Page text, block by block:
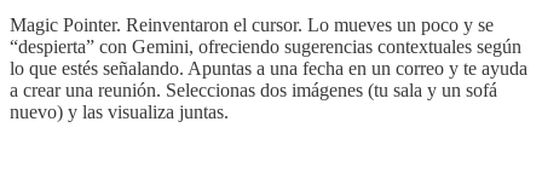
Magic Pointer. Reinventaron el cursor. Lo mueves un poco y se
“despierta” con Gemini, ofreciendo sugerencias contextuales según
lo que estés señalando. Apuntas a una fecha en un correo y te ayuda
a crear una reunión. Seleccionas dos imágenes (tu sala y un sofá
nuevo) y las visualiza juntas.